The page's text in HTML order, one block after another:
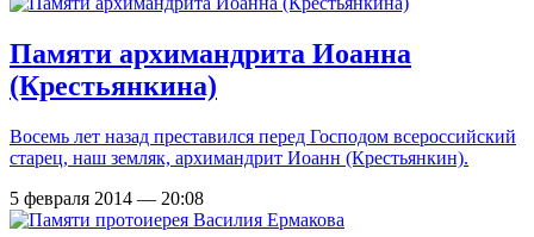
Памяти архимандрита Иоанна
(Крестьянкина)
Восемь лет назад преставился перед Господом всероссийский
старец, наш земляк, архимандрит Иоанн (Крестьянкин).
5 февраля 2014 — 20:08